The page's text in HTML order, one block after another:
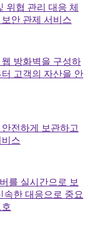
위협 관리 대응 체
안 관제 서비스
방화벽을 구성하
고객의 자산을 안
전하게 보관하고
스
를 실시간으로 보
속한 대응으로 중요